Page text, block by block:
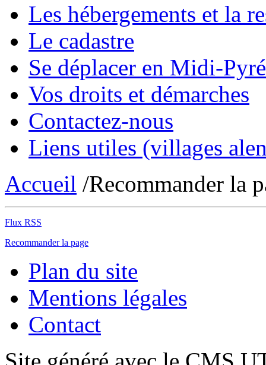
Les hébergements et la
Le cadastre
Se déplacer en Midi-
Vos droits et démarches
Contactez-nous
Liens utiles (villages
Accueil /Recommander la
Flux RSS
Recommander la page
Plan du site
Mentions légales
Contact